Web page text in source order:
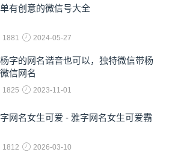
有创意的微信号大全
1881 2024-05-27
字的网名谐音也可以，独特微信带杨
信网名
1825 2023-11-01
网名女生可爱 - 雅字网名女生可爱霸
1812 2026-03-10